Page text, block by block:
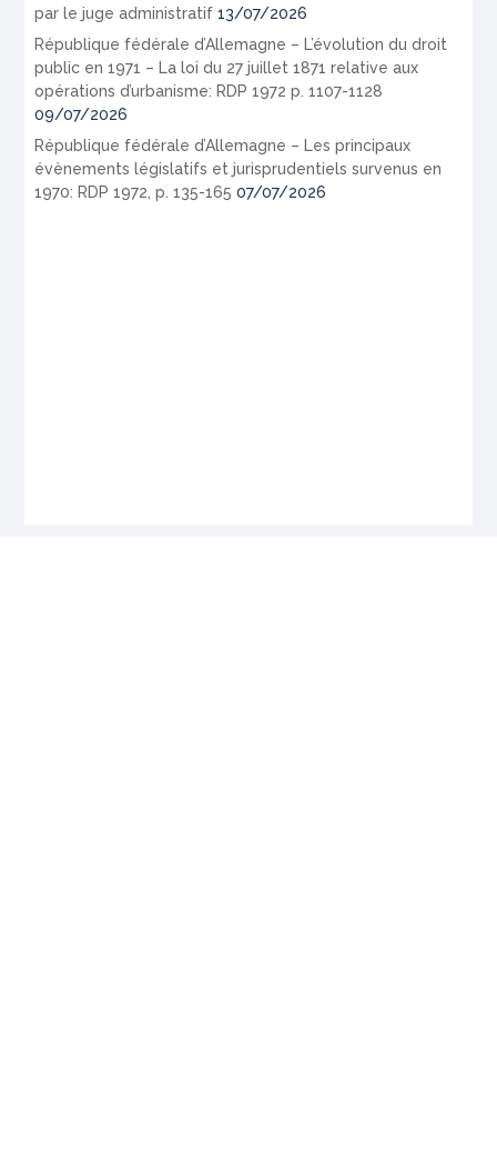
par le juge administratif 13/07/2026
République fédérale d’Allemagne – L’évolution du droit
public en 1971 – La loi du 27 juillet 1871 relative aux
opérations d’urbanisme: RDP 1972 p. 1107-1128
09/07/2026
République fédérale d’Allemagne – Les principaux
évènements législatifs et jurisprudentiels survenus en
1970: RDP 1972, p. 135-165 07/07/2026